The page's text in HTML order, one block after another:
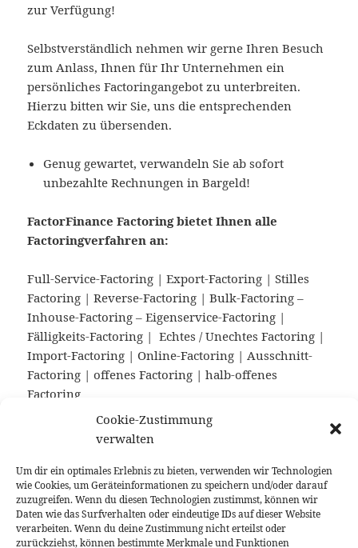
Cookie-Zustimmung
verwalten
Um dir ein optimales Erlebnis zu bieten, verwenden wir Technologien
wie Cookies, um Geräteinformationen zu speichern und/oder darauf
zuzugreifen. Wenn du diesen Technologien zustimmst, können wir
Daten wie das Surfverhalten oder eindeutige IDs auf dieser Website
verarbeiten. Wenn du deine Zustimmung nicht erteilst oder
zurückziehst, können bestimmte Merkmale und Funktionen
zur Verfügung!
Selbstverständlich nehmen wir gerne Ihren Besuch
zum Anlass, Ihnen für Ihr Unternehmen ein
persönliches Factoringangebot zu unterbreiten.
Hierzu bitten wir Sie, uns die entsprechenden
Eckdaten zu übersenden.
Genug gewartet, verwandeln Sie ab sofort
unbezahlte Rechnungen in Bargeld!
FactorFinance Factoring bietet Ihnen alle
Factoringverfahren an:
Full-Service-Factoring | Export-Factoring | Stilles
Factoring | Reverse-Factoring | Bulk-Factoring –
Inhouse-Factoring – Eigenservice-Factoring |
Fälligkeits-Factoring | Echtes / Unechtes Factoring |
Import-Factoring | Online-Factoring | Ausschnitt-
Factoring | offenes Factoring | halb-offenes
Factoring
Unsere Vergütung:
Die Vergütung der FactorFinance Factoring für den
vermittelten und betreuten Factoringvertrag ist
Bestandteil der Factoringprämie und wird von dem
jeweiligen Factoringanbieter vergütet. Der